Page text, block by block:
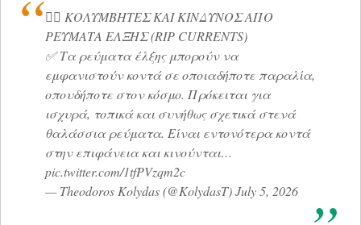
🏊‍♂️ ΚΟΛΥΜΒΗΤΕΣ ΚΑΙ ΚΙΝΔΥΝΟΣ ΑΠΟ
ΡΕΥΜΑΤΑ ΕΛΞΗΣ (RIP CURRENTS)
✅ Τα ρεύματα έλξης μπορούν να
εμφανιστούν κοντά σε οποιαδήποτε παραλία,
οπουδήποτε στον κόσμο. Πρόκειται για
ισχυρά, τοπικά και συνήθως σχετικά στενά
θαλάσσια ρεύματα. Είναι εντονότερα κοντά
στην επιφάνεια και κινούνται…
pic.twitter.com/1tfPVzqm2c
— Theodoros Kolydas (@KolydasT)July 5, 2026